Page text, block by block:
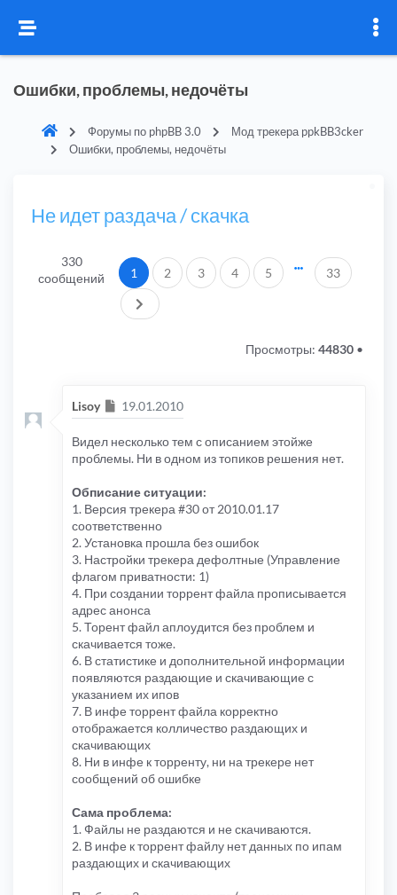
Ошибки, проблемы, недочёты
Форумы по phpBB 3.0
Мод трекера ppkBB3cker
Ошибки, проблемы, недочёты
Не идет раздача / скачка
330
сообщений
1 2 3 4 5
33
След.
Просмотры: 44830 •
Lisoy Сообщение
19.01.2010
Видел несколько тем с описанием этойже
проблемы. Ни в одном из топиков решения нет.
Обписание ситуации:
1. Версия трекера #30 от 2010.01.17
соответственно
2. Установка прошла без ошибок
3. Настройки трекера дефолтные (Управление
флагом приватности: 1)
4. При создании торрент файла прописывается
адрес анонса
5. Торент файл аплоудится без проблем и
скачивается тоже.
6. В статистике и дополнительной информации
появляются раздающие и скачивающие с
указанием их ипов
7. В инфе торрент файла корректно
отображается колличество раздающих и
скачивающих
8. Ни в инфе к торренту, ни на трекере нет
сообщений об ошибке
Сама проблема:
1. Файлы не раздаются и не скачиваются.
2. В инфе к торрент файлу нет данных по ипам
раздающих и скачивающих